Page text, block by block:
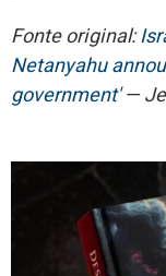
Fonte original:
Netanyahu
government'—